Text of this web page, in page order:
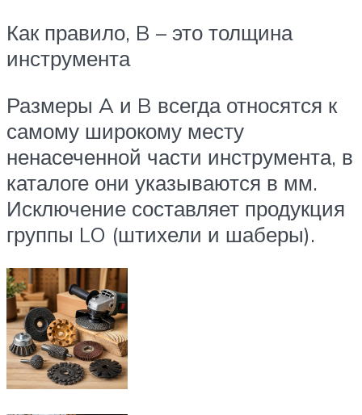
Как правило, B – это толщина
инструмента
Размеры A и B всегда относятся к
самому широкому месту
ненасеченной части инструмента, в
каталоге они указываются в мм.
Исключение составляет продукция
группы LO (штихели и шаберы).